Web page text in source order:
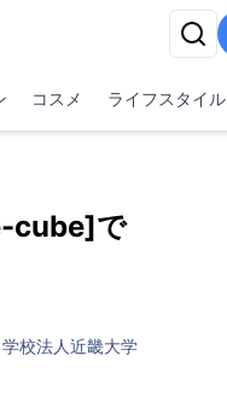
コスメ ライフスタイル
cube]で
学校法人近畿大学